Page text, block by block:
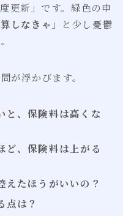
更新」です。緑色の申
しなきゃ 」と少し憂鬱
が浮かびます。
と、保険料は高くな
ど、保険料は上がる
えたほうがいいの？
点は？